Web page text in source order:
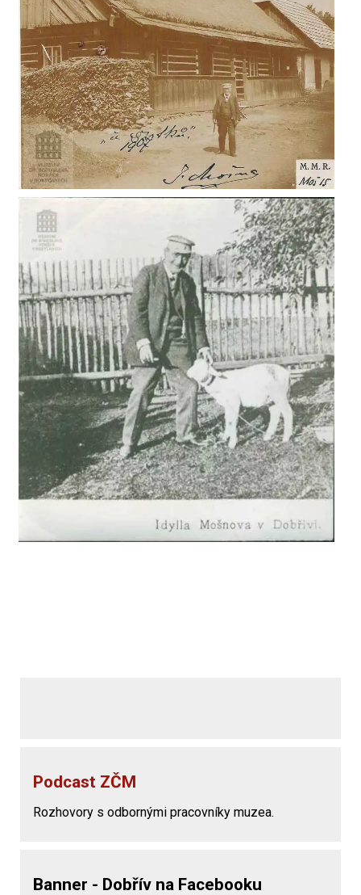
Podcast ZČM
Rozhovory s odbornými pracovníky muzea.
Banner - Dobřív na Facebooku